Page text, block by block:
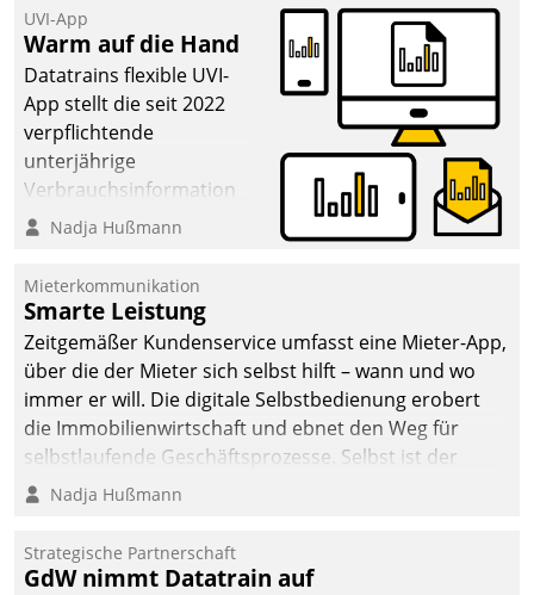
Dialogführung ermöglicht
dem externen
Serviceteam, Anrufe von
Mietenden zügiger und
effizienter zu bearbeiten.
UVI-App
Warm auf die Hand
Datatrains flexible UVI-
App stellt die seit 2022
verpflichtende
unterjährige
Verbrauchsinformation
schnell, zuverlässig und
Die monatlichen
Mitteilungen zum
Heizungs- und
Wasserverbrauch gehen
automatisiert, vollständig
und auf Wunsch über
mehrere zuvor
Kommunikationswege bei
Nadja Hußmann
Mieterkommunikation
Smarte Leistung
Zeitgemäßer Kundenservice umfasst eine Mieter-App,
über die der Mieter sich selbst hilft – wann und wo
immer er will. Die digitale Selbstbedienung erobert
die Immobilienwirtschaft und ebnet den Weg für
selbstlaufende Geschäftsprozesse. Selbst ist der
Kunde und smart der Serviceanbieter.
Nadja Hußmann
Strategische Partnerschaft
GdW nimmt Datatrain auf